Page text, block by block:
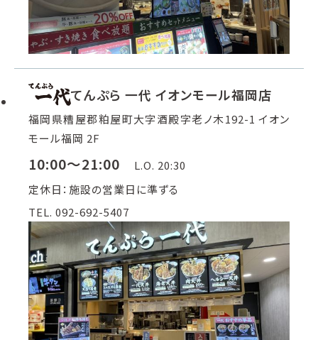
てんぷら 一代 イオンモール福岡店
福岡県糟屋郡粕屋町大字酒殿字老ノ木192-1 イオン
モール福岡 2F
10:00～21:00
L.O. 20:30
定休日：施設の営業日に準ずる
TEL. 092-692-5407